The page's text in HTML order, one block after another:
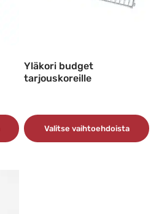
Yläkori budget
tarjouskoreille
Valitse vaihtoehdoista